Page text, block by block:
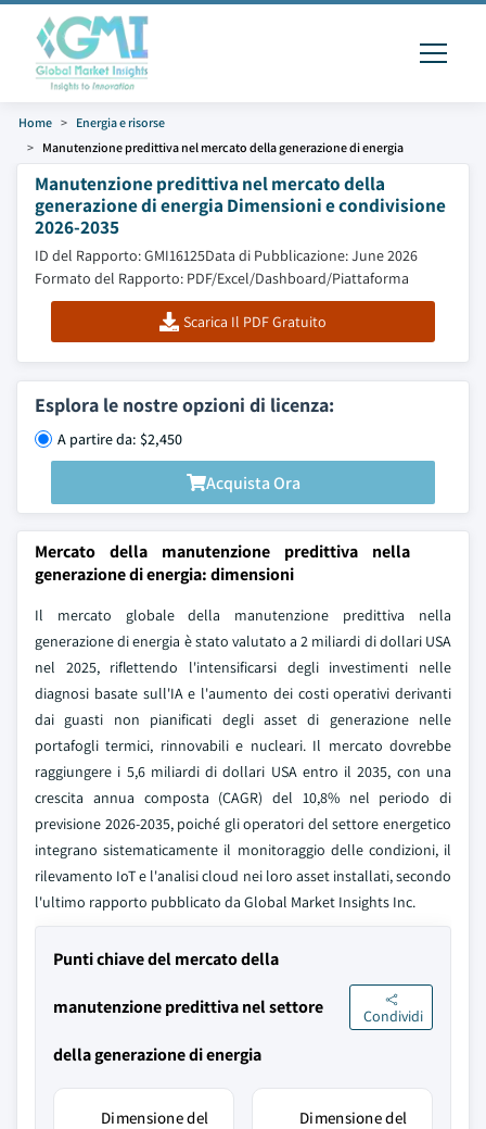
Home
Energia e risorse
Manutenzione predittiva nel mercato della generazione di energia
Manutenzione predittiva nel mercato della
generazione di energia Dimensioni e condivisione
2026-2035
ID del Rapporto: GMI16125Data di Pubblicazione: June 2026
Formato del Rapporto: PDF/Excel/Dashboard/Piattaforma
Scarica Il PDF Gratuito
Esplora le nostre opzioni di licenza:
A partire da: $2,450
Acquista Ora
Mercato della manutenzione predittiva nella
generazione di energia: dimensioni
Il mercato globale della manutenzione predittiva nella
generazione di energia è stato valutato a 2 miliardi di dollari USA
nel 2025, riflettendo l'intensificarsi degli investimenti nelle
diagnosi basate sull'IA e l'aumento dei costi operativi derivanti
dai guasti non pianificati degli asset di generazione nelle
portafogli termici, rinnovabili e nucleari. Il mercato dovrebbe
raggiungere i 5,6 miliardi di dollari USA entro il 2035, con una
crescita annua composta (CAGR) del 10,8% nel periodo di
previsione 2026-2035, poiché gli operatori del settore energetico
integrano sistematicamente il monitoraggio delle condizioni, il
rilevamento IoT e l'analisi cloud nei loro asset installati, secondo
l'ultimo rapporto pubblicato da Global Market Insights Inc.
Punti chiave del mercato della
manutenzione predittiva nel settore
della generazione di energia
Condividi
Dimensione del
Dimensione del